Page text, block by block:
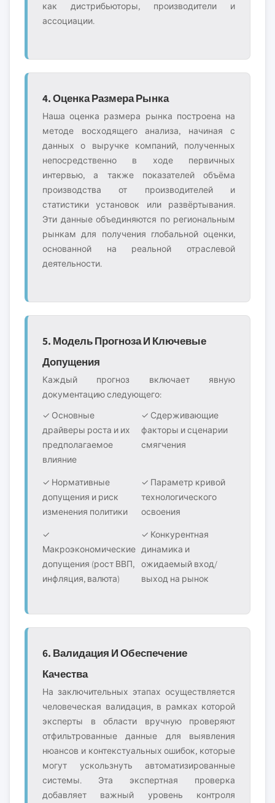
как дистрибьюторы, производители и
ассоциации.
4. Оценка Размера Рынка
Наша оценка размера рынка построена на
методе восходящего анализа, начиная с
данных о выручке компаний, полученных
непосредственно в ходе первичных
интервью, а также показателей объёма
производства от производителей и
статистики установок или развёртывания.
Эти данные объединяются по региональным
рынкам для получения глобальной оценки,
основанной на реальной отраслевой
деятельности.
5. Модель Прогноза И Ключевые
Допущения
Каждый прогноз включает явную
документацию следующего:
✓ Основные
драйверы роста и их
предполагаемое
влияние
✓ Сдерживающие
факторы и сценарии
смягчения
✓ Нормативные
допущения и риск
изменения политики
✓ Параметр кривой
технологического
освоения
✓
Макроэкономические
допущения (рост ВВП,
инфляция, валюта)
✓ Конкурентная
динамика и
ожидаемый вход/
выход на рынок
6. Валидация И Обеспечение
Качества
На заключительных этапах осуществляется
человеческая валидация, в рамках которой
эксперты в области вручную проверяют
отфильтрованные данные для выявления
нюансов и контекстуальных ошибок, которые
могут ускользнуть автоматизированные
системы. Эта экспертная проверка
добавляет важный уровень контроля